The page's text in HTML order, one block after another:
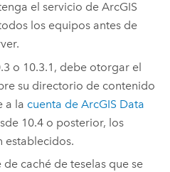
el servicio deArcGIS
los equipos antes de
.
o 10.3.1, debe otorgar el
su directorio de contenido
a la cuenta deArcGIS Data
10.4 o posterior, los
establecidos.
caché de teselas que se